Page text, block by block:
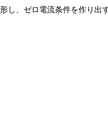
し、ゼロ電流条件を作り出